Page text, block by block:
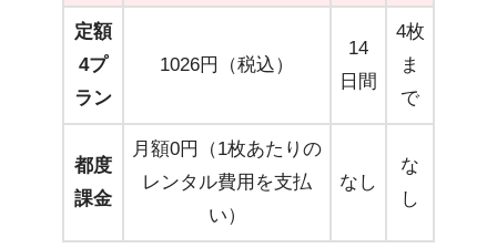
定額
4プ
ラン
1026円（税込）
14
日間
4枚
ま
で
都度
課金
月額0円（1枚あたりの
レンタル費用を支払
い）
なし
な
し